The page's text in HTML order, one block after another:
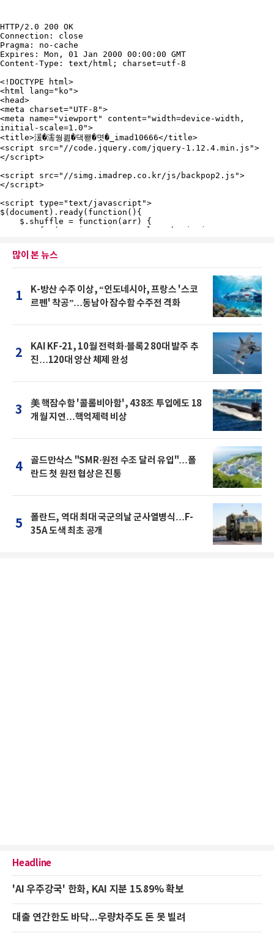
많이 본 뉴스
1
K-방산 수주 이상, “인도네시아, 프랑스 '스코
르펜' 착공”…동남아 잠수함 수주전 격화
2
KAI KF-21, 10월 전력화·블록2 80대 발주 추
진…120대 양산 체제 완성
3
美 핵잠수함 '콜롬비아함', 438조 투입에도 18
개월 지연…핵억제력 비상
4
골드만삭스 "SMR·원전 수조 달러 유입"…폴
란드 첫 원전 협상은 진통
5
폴란드, 역대 최대 국군의날 군사열병식…F-
35A 도색 최초 공개
Headline
'AI 우주강국' 한화, KAI 지분 15.89% 확보
대출 연간한도 바닥...우량차주도 돈 못 빌려